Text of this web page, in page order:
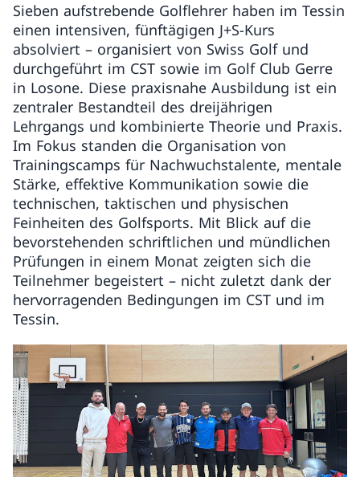
Sieben aufstrebende Golflehrer haben im Tessin
einen intensiven, fünftägigen J+S-Kurs
absolviert – organisiert von Swiss Golf und
durchgeführt im CST sowie im Golf Club Gerre
in Losone. Diese praxisnahe Ausbildung ist ein
zentraler Bestandteil des dreijährigen
Lehrgangs und kombinierte Theorie und Praxis.
Im Fokus standen die Organisation von
Trainingscamps für Nachwuchstalente, mentale
Stärke, effektive Kommunikation sowie die
technischen, taktischen und physischen
Feinheiten des Golfsports. Mit Blick auf die
bevorstehenden schriftlichen und mündlichen
Prüfungen in einem Monat zeigten sich die
Teilnehmer begeistert – nicht zuletzt dank der
hervorragenden Bedingungen im CST und im
Tessin.